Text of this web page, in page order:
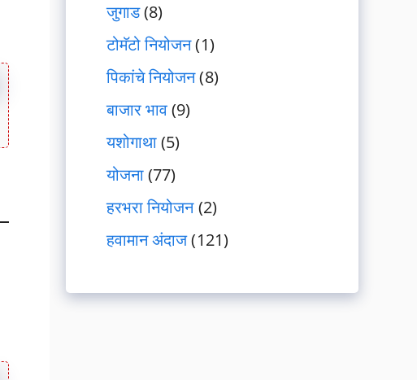
जुगाड(8)
टोमॅटो नियोजन(1)
पिकांचे नियोजन(8)
बाजार भाव(9)
यशोगाथा(5)
योजना(77)
हरभरा नियोजन(2)
हवामान अंदाज(121)